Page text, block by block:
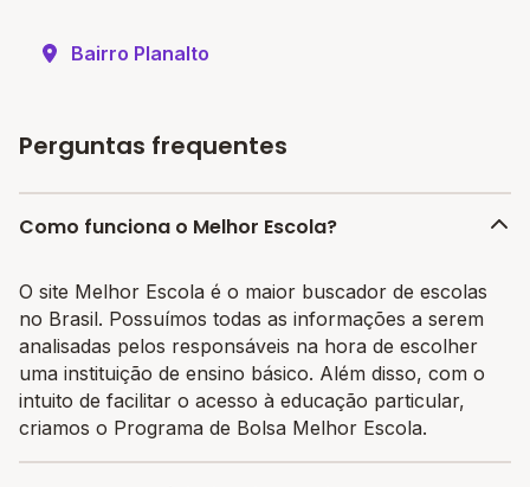
Bairro Planalto
Perguntas frequentes
Como funciona o Melhor Escola?
O site Melhor Escola é o maior buscador de escolas
no Brasil. Possuímos todas as informações a serem
analisadas pelos responsáveis na hora de escolher
uma instituição de ensino básico. Além disso, com o
intuito de facilitar o acesso à educação particular,
criamos o Programa de Bolsa Melhor Escola.